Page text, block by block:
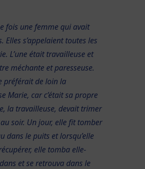
fois une femme qui avait
Elles s’appelaient toutes les
L’une était travailleuse et
méchante et paresseuse.
préférait de loin la
Marie, car c’était sa propre
la travailleuse, devait trimer
soir. Un jour, elle fit tomber
dans le puits et lorsqu’elle
elle tomba elle-
et se retrouva dans le